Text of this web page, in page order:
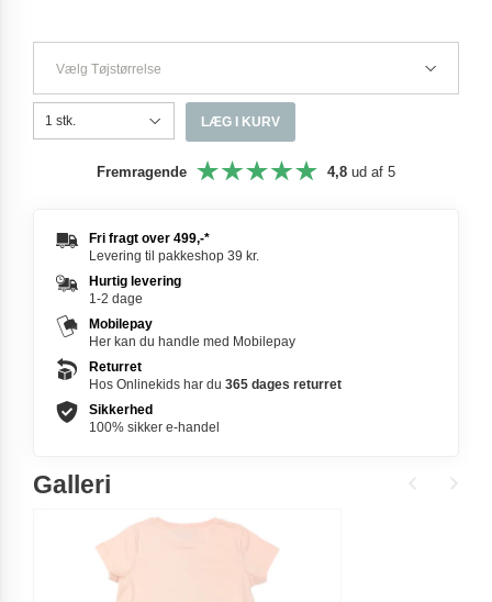
Vælg Tøjstørrelse
LÆG I KURV
Fremragende 4,8 ud af 5
Fri fragt over 499,-*
Levering til pakkeshop 39 kr.
Hurtig levering
1-2 dage
Mobilepay
Her kan du handle med Mobilepay
Returret
Hos Onlinekids har du 365 dages returret
Sikkerhed
100% sikker e-handel
Galleri